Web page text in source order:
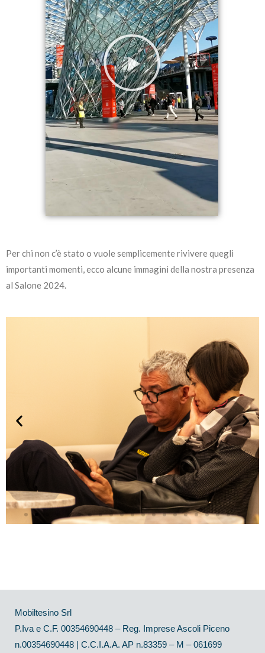
Per chi non c’è stato o vuole semplicemente rivivere quegli
importanti momenti, ecco alcune immagini della nostra presenza
al Salone 2024.
Mobiltesino Srl
P.Iva e C.F. 00354690448 – Reg. Imprese Ascoli Piceno
n.00354690448 | C.C.I.A.A. AP n.83359 – M – 061699